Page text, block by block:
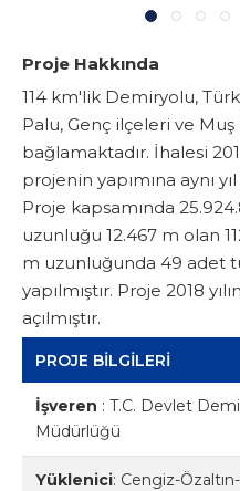
Proje Hakkında
114 km'lik Demiryolu,
Palu, Genç ilçeleri ve
bağlamaktadır. İhalesi
projenin yapımına aynı
Proje kapsamında
uzunluğu 12.467 m olan
m uzunluğunda 49 adet
yapılmıştır. Proje 2018
açılmıştır.
PROJE BİLGİLERİ
İşveren : T.C. Devlet
Müdürlüğü
Yüklenici: Cengiz-